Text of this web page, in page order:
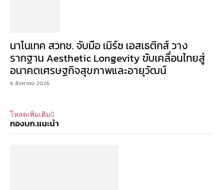
นาโนเทค สวทช. จับมือ เมิร์ซ เอสเธติกส์ วาง
รากฐาน Aesthetic Longevity ขับเคลื่อนไทยสู่
อนาคตเศรษฐกิจสุขภาพและอายุวัฒน์
6 สิงหาคม 2026
โหลดเพิ่มเติม
กองบก.แนะนำ